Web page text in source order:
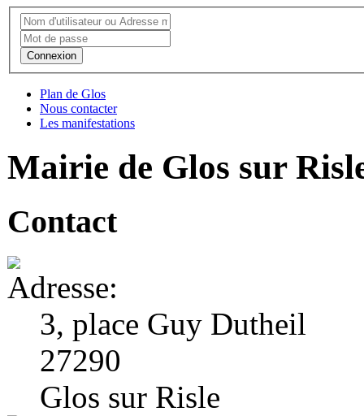
Connexion
Plan de Glos
Nous contacter
Les manifestations
Mairie de Glos sur
Contact
3, place Guy Dutheil
27290
Glos sur Risle